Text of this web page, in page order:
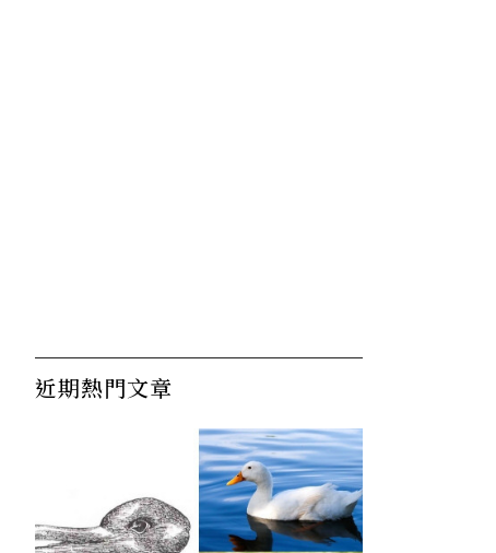
近期熱門文章